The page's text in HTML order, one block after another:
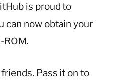
is proud to
can now obtain your
ROM.
Pass it on to